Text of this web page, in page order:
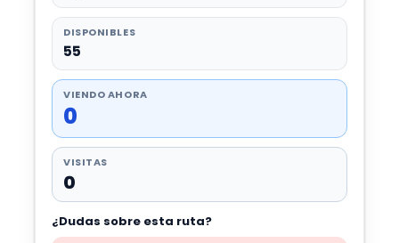
DISPONIBLES
55
VIENDO AHORA
0
VISITAS
0
¿Dudas sobre esta ruta?